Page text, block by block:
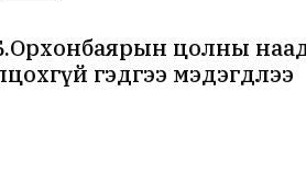
цолны
гэдгээ мэдэгдлээ